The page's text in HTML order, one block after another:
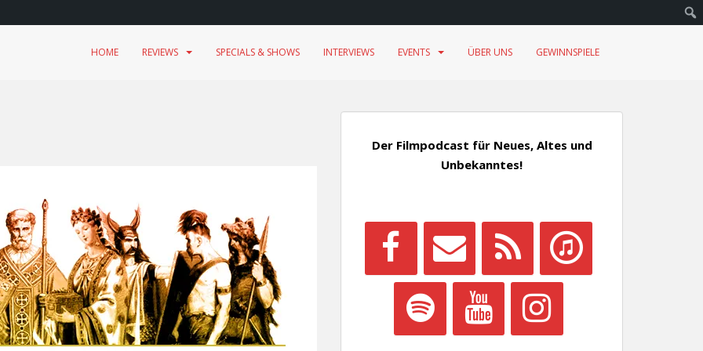
HOME REVIEWS SPECIALS & SHOWS INTERVIEWS EVENTS ÜBER UNS GEWINNSPIELE
Der Filmpodcast für Neues, Altes und
Unbekanntes!